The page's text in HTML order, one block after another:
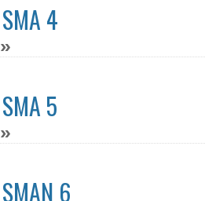
SMA 4
»
SMA 5
»
SMAN 6